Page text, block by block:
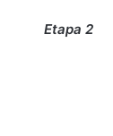
Etapa 2